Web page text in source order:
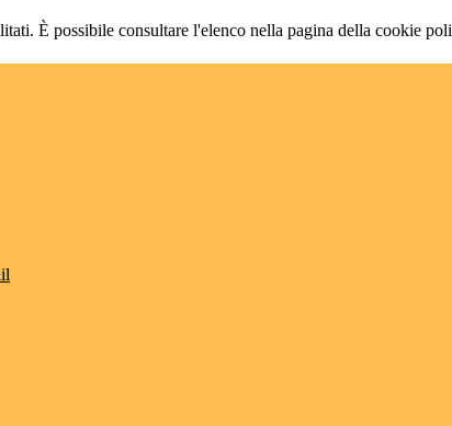
È possibile consultare l'elenco nella pagina della cookie